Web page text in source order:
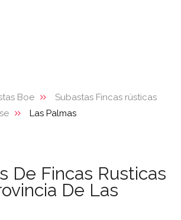
Boe
Subastas Fincas rústicas
Las Palmas
De Fincas Rusticas
De Las